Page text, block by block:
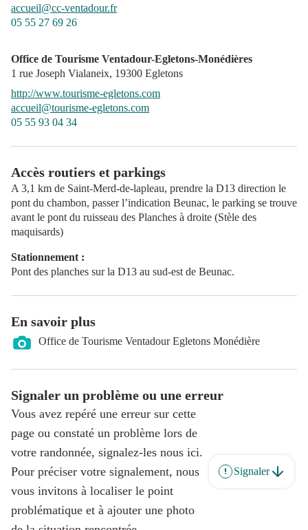
accueil@cc-ventadour.fr
05 55 27 69 26
Office de Tourisme Ventadour-Egletons-Monédières
1 rue Joseph Vialaneix, 19300 Egletons
http://www.tourisme-egletons.com
accueil@tourisme-egletons.com
05 55 93 04 34
Accès routiers et parkings
A 3,1 km de Saint-Merd-de-lapleau, prendre la D13 direction le
pont du chambon, passer l’indication Beunac, le parking se trouve
avant le pont du ruisseau des Planches à droite (Stèle des
maquisards)
Stationnement :
Pont des planches sur la D13 au sud-est de Beunac.
En savoir plus
Office de Tourisme Ventadour Egletons Monédière
Signaler un problème ou une erreur
Vous avez repéré une erreur sur cette
page ou constaté un problème lors de
votre randonnée, signalez-les nous ici.
Pour préciser votre signalement, nous
vous invitons à localiser le point
problématique et à ajouter une photo
Signaler